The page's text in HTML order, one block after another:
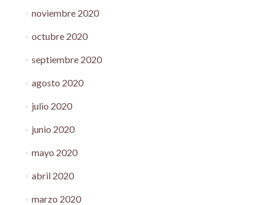
noviembre 2020
octubre 2020
septiembre 2020
agosto 2020
julio 2020
junio 2020
mayo 2020
abril 2020
marzo 2020